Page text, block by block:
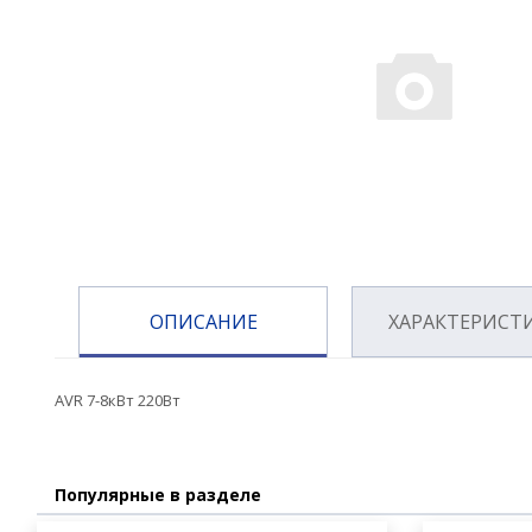
ОПИСАНИЕ
AVR 7-8кВт 220Вт
Популярные в разделе